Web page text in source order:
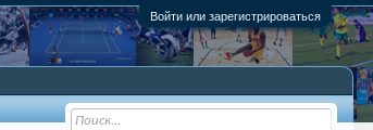
Войти или зарегистрироваться